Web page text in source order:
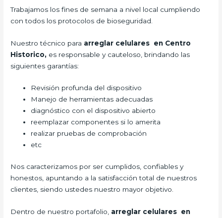
Trabajamos los fines de semana a nivel local cumpliendo
con todos los protocolos de bioseguridad.
Nuestro técnico para arreglar celulares en Centro
Historico, es responsable y cauteloso, brindando las
siguientes garantías:
Revisión profunda del dispositivo
Manejo de herramientas adecuadas
diagnóstico con el dispositivo abierto
reemplazar componentes si lo amerita
realizar pruebas de comprobación
etc
Nos caracterizamos por ser cumplidos, confiables y
honestos, apuntando a la satisfacción total de nuestros
clientes, siendo ustedes nuestro mayor objetivo.
Dentro de nuestro portafolio, arreglar celulares en